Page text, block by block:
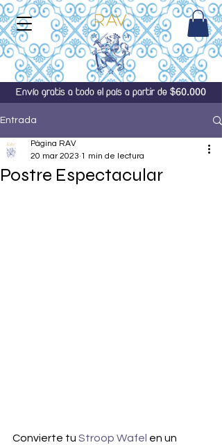
Envío gratis a todo el país a partir de $60.000
Entrada
Postre Espectacular
Página RAV
20 mar 2023 1 min de lectura
Convierte tu Stroop Wafel en un